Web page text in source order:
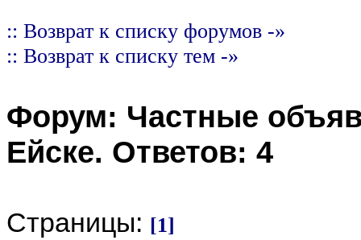
:: Возврат к списку форумов -»
:: Возврат к списку тем -»
Форум: Частные
Ейске. Ответов: 4
Страницы: [1]